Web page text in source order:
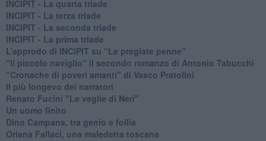
INCIPIT - La quarta triade
INCIPIT - La terza triade
INCIPIT - La seconda triade
INCIPIT - La prima triade
L’approdo di INCIPIT su “Le pregiate penne”
​"Il piccolo naviglio" il secondo romanzo di Antonio Tabucchi
​"Cronache di poveri amanti" di Vasco Pratolini
​Il più longevo dei narratori
Renato Fucini "Le veglie di Neri"
Un uomo finito
​Dino Campana, tra genio e follia
​Oriana Fallaci, una maledetta toscana